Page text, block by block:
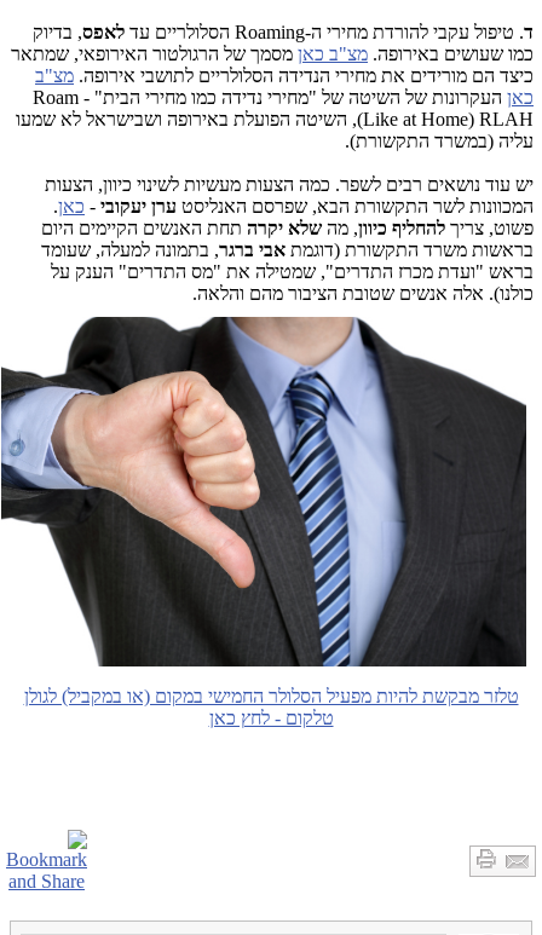
ד. טיפול עקבי להורדת מחירי ה-Roaming הסלולריים עד לאפס, בדיוק
כמו שעושים באירופה. מצ"ב כאן מסמך של הרגולטור האירופאי, שמתאר
כיצד הם מורידים את מחירי הנדידה הסלולריים לתושבי אירופה. מצ"ב
כאן
העקרונות של השיטה של "מחירי נדידה כמו מחירי הבית" - Roam
Like at Home) RLAH), השיטה הפועלת באירופה ושבישראל לא שמעו
עליה (במשרד התקשורת).
יש עוד נושאים רבים לשפר. כמה הצעות מעשיות לשינוי כיוון, הצעות
המכוונות לשר התקשורת הבא, שפרסם האנליסט ערן יעקובי - כאן.
פשוט, צריך להחליף כיוון, מה שלא יקרה תחת האנשים הקיימים היום
בראשות משרד התקשורת (דוגמת אבי ברגר, בתמונה למעלה, שעומד
בראש "ועדת מכרז התדרים", שמטילה את "מס התדרים" הענק על
כולנו). אלה אנשים שטובת הציבור מהם והלאה.
טלזר מבקשת להיות מפעיל הסלולר החמישי במקום (או במקביל) לגולן
טלקום - לחץ כאן